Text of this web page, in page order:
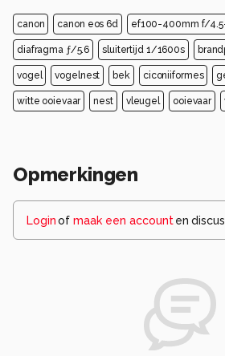
canon canon eos 6d ef100-400mm f/
diafragma ƒ/5.6 sluitertijd 1/1600s
vogel vogelnest bek ciconiiformes
witte ooievaar nest vleugel ooievaar
Opmerkingen
Loginof maak een account en